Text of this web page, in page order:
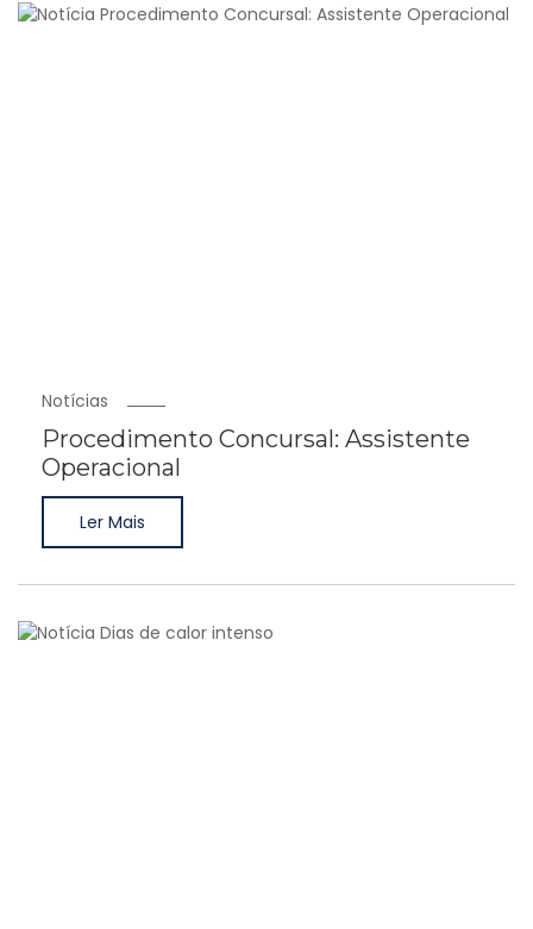
Notícias
Procedimento Concursal: Assistente
Operacional
Ler Mais